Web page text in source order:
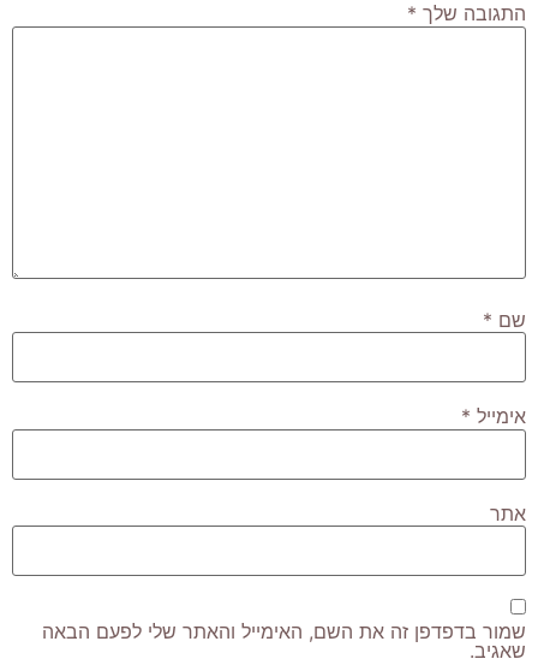
התגובה שלך *
שם *
אימייל *
אתר
שמור בדפדפן זה את השם, האימייל והאתר שלי לפעם הבאה
שאגיב.